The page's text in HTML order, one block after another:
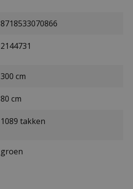
8718533070866
2144731
300 cm
80 cm
1089 takken
groen